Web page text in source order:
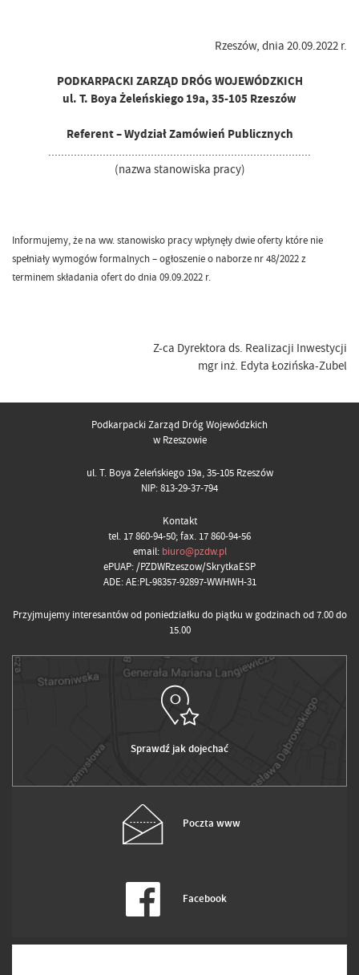
Rzeszów, dnia 20.09.2022 r.
PODKARPACKI ZARZĄD DRÓG WOJEWÓDZKICH
ul. T. Boya Żeleńskiego 19a, 35-105 Rzeszów
Referent – Wydział Zamówień Publicznych
..................................................................................
(nazwa stanowiska pracy)
Informujemy, że na ww. stanowisko pracy wpłynęły dwie oferty które nie
spełniały wymogów formalnych – ogłoszenie o naborze nr 48/2022 z
terminem składania ofert do dnia 09.09.2022 r.
Z-ca Dyrektora ds. Realizacji Inwestycji
mgr inż. Edyta Łozińska-Zubel
Podkarpacki Zarząd Dróg Wojewódzkich
w Rzeszowie
ul. T. Boya Żeleńskiego 19a, 35-105 Rzeszów
NIP: 813-29-37-794
Kontakt
tel. 17 860-94-50; fax. 17 860-94-56
email: biuro@pzdw.pl
ePUAP: /PZDWRzeszow/SkrytkaESP
ADE: AE:PL-98357-92897-WWHWH-31
Przyjmujemy interesantów od poniedziałku do piątku w godzinach od 7.00 do
15.00
Sprawdź jak dojechać
Poczta www
Facebook